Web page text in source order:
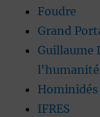
Foudre
Grand
Guillaume
l'humanité
Hominidés
IFRES